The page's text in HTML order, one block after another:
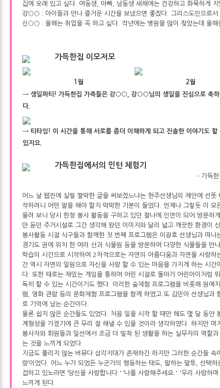
집에 오래 있고 싶다. 여동생, 아빠, 남동생 새해에는 건강하고 화목하게
강○○ : 아이들과 만나 즐거운 시간을 보냈으면 좋겠다. 그리스도인으로서
신○○ : 올해는 취업을 꼭 하고 싶다. 작년에는 병원을 많이 찾았는데 올해
가득한집 이모저모
1월
2월
→ 생일파티! 가득한집 가족들은 강○○, 강○○님의 생일을 진심으로 축하
다.
→ 티타임! 이 시간을 통해 서로를 좀더 이해하게 되고 진솔한 이야기도 할
있지요.
가득한집에서의 인턴 체험기
- 가득
어느 날 웹진에 실릴 짤막한 글을 써보겠느냐는 현주선생님의 제안에 선뜻
작하려니 어떤 말을 해야 할지 막막한 기분이 들었다. 언제나 그렇듯 이 모
올려 보니 당시 한창 봉사 활동을 구하고 있던 찰나에 인연이 되어 방문하
만 듣던 주거시설로 그간 생각해 왔던 이미지와 달리 넓고 깨끗한 환경이
봉사활동 시절 식구들과 함께한 첫 번째 프로그램은 이광호 선생님과 떠나
경기도 권에 위치 한 여러 산과 식물원 등을 방문하여 다양한 식물들을 만
학습의 시간으로 시작하여 2차적으로는 자연의 아름다움과 자연을 사랑하
간 역시 자연의 일원으로 자신을 사랑 할 수 있는 마음을 가지게 하는 시간
다. 또한 때로는 재밌는 게임을 통하여 어린 시절로 돌아가 어린아이처럼
독히 할 수 있는 시간이기도 했다. 이러한 숲체험 프로그램을 비롯해 원예
램, 영화 관람 등의 문화체험 프로그램을 함께 하였고 또 김민아 선생님과
로 기억에 남는 순간이다.
물론 쉽지 않은 순간들도 있었다. 처음 일을 시작 할 때만 해도 몇 달 동안
계형성을 가졌기에 큰 무리 잘 해낼 수 있을 것이라 생각하였다. 하지만 머
봉사자와 회원들과 일선에서 조금 더 밀착 된 생활을 하는 실무자의 역할
는 것을 느끼게 되었다.
지금도 풀리지 않는 버뮤다 삼각지대가 존재하긴 하지만 그러한 순간들 속
랑’이었다. 어느 누가 되었든 누군가의 행동하는 태도, 말하는 말투, 선택
접하고 있노라면 ‘당신을 사랑합니다.' ‘나를 사랑해주세요.' '우리 사랑하
느끼게 된다.